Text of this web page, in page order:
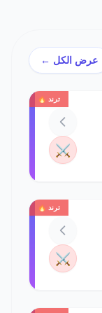
عرض الكل ←
ترند 🔥
⚔️
ترند 🔥
⚔️